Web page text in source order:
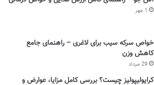
1 مهر
خواص سرکه سیب برای لاغری – راهنمای جامع
کاهش وزن
29 مرداد
کرایولیپولیز چیست؟ بررسی کامل مزایا، عوارض و